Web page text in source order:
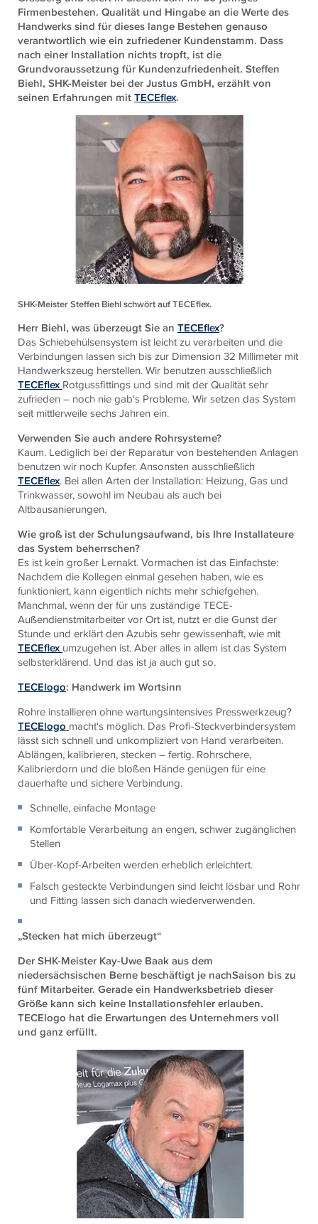
Firmenbestehen. Qualität und Hingabe an die Werte des
Handwerks sind für dieses lange Bestehen genauso
verantwortlich wie ein zufriedener Kundenstamm. Dass
nach einer Installation nichts tropft, ist die
Grundvoraussetzung für Kundenzufriedenheit. Steffen
Biehl, SHK-Meister bei der Justus GmbH, erzählt von
seinen Erfahrungen mitTECEflex.
SHK-Meister Steffen Biehl schwört auf TECEflex.
Herr Biehl, was überzeugt Sie an TECEflex?
Das Schiebehülsensystem ist leicht zu verarbeiten und die
Verbindungen lassen sich bis zur Dimension 32 Millimeter mit
Handwerkszeug herstellen. Wir benutzen ausschließlich
TECEflex Rotgussfittings und sind mit der Qualität sehr
zufrieden – noch nie gab‘s Probleme. Wir setzen das System
seit mittlerweile sechs Jahren ein.
Verwenden Sie auch andere Rohrsysteme?
Kaum. Lediglich bei der Reparatur von bestehenden Anlagen
benutzen wir noch Kupfer. Ansonsten ausschließlich
TECEflex. Bei allen Arten der Installation: Heizung, Gas und
Trinkwasser, sowohl im Neubau als auch bei
Altbausanierungen.
Wie groß ist der Schulungsaufwand, bis Ihre Installateure
das System beherrschen?
Es ist kein großer Lernakt. Vormachen ist das Einfachste:
Nachdem die Kollegen einmal gesehen haben, wie es
funktioniert, kann eigentlich nichts mehr schiefgehen.
Manchmal, wenn der für uns zuständige TECE-
Außendienstmitarbeiter vor Ort ist, nutzt er die Gunst der
Stunde und erklärt den Azubis sehr gewissenhaft, wie mit
TECEflex umzugehen ist. Aber alles in allem ist das System
selbsterklärend. Und das ist ja auch gut so.
TECElogo: Handwerk im Wortsinn
Rohre installieren ohne wartungsintensives Presswerkzeug?
TECElogo macht's möglich. Das Profi-Steckverbindersystem
lässt sich schnell und unkompliziert von Hand verarbeiten.
Ablängen, kalibrieren, stecken – fertig. Rohrschere,
Kalibrierdorn und die bloßen Hände genügen für eine
dauerhafte und sichere Verbindung.
Schnelle, einfache Montage
Komfortable Verarbeitung an engen, schwer zugänglichen
Stellen
Über-Kopf-Arbeiten werden erheblich erleichtert.
Falsch gesteckte Verbindungen sind leicht lösbar und Rohr
und Fitting lassen sich danach wiederverwenden.
„Stecken hat mich überzeugt“
Der SHK-Meister Kay-Uwe Baak aus dem
niedersächsischen Berne beschäftigt je nachSaison bis zu
fünf Mitarbeiter. Gerade ein Handwerksbetrieb dieser
Größe kann sich keine Installationsfehler erlauben.
TECElogo hat die Erwartungen des Unternehmers voll
und ganz erfüllt.